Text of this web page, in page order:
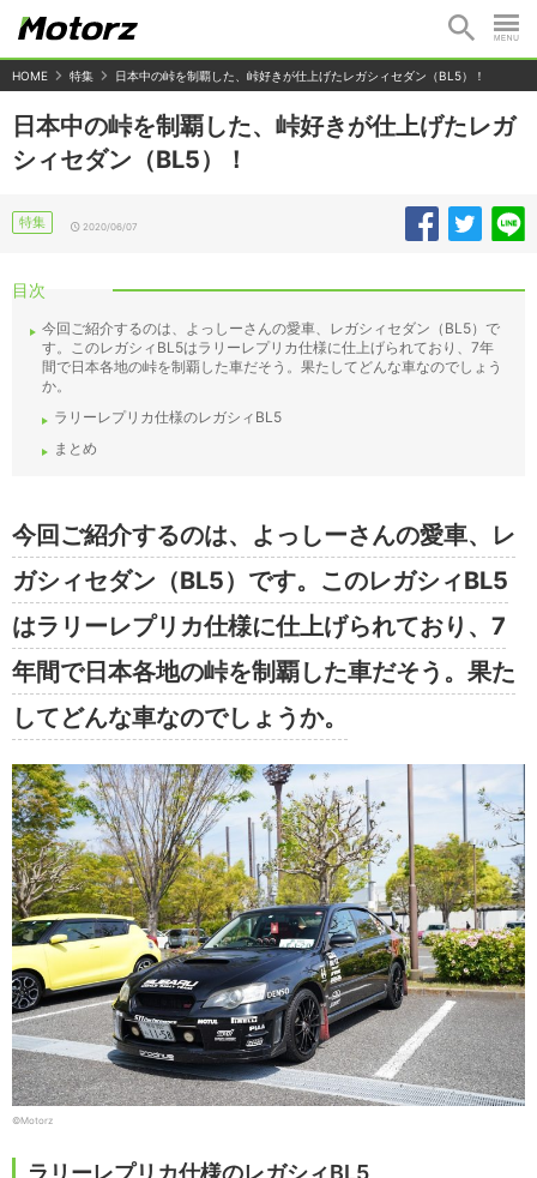
HOME 特集 日本中の峠を制覇した、峠好きが仕上げたレガシィセダン（BL5）！
日本中の峠を制覇した、峠好きが仕上げたレガ
シィセダン（BL5）！
特集 2020/06/07
目次
今回ご紹介するのは、よっしーさんの愛車、レガシィセダン（BL5）で
す。このレガシィBL5はラリーレプリカ仕様に仕上げられており、7年
間で日本各地の峠を制覇した車だそう。果たしてどんな車なのでしょう
か。
ラリーレプリカ仕様のレガシィBL5
まとめ
今回ご紹介するのは、よっしーさんの愛車、レ
ガシィセダン（BL5）です。このレガシィBL5
はラリーレプリカ仕様に仕上げられており、7
年間で日本各地の峠を制覇した車だそう。果た
してどんな車なのでしょうか。
©Motorz